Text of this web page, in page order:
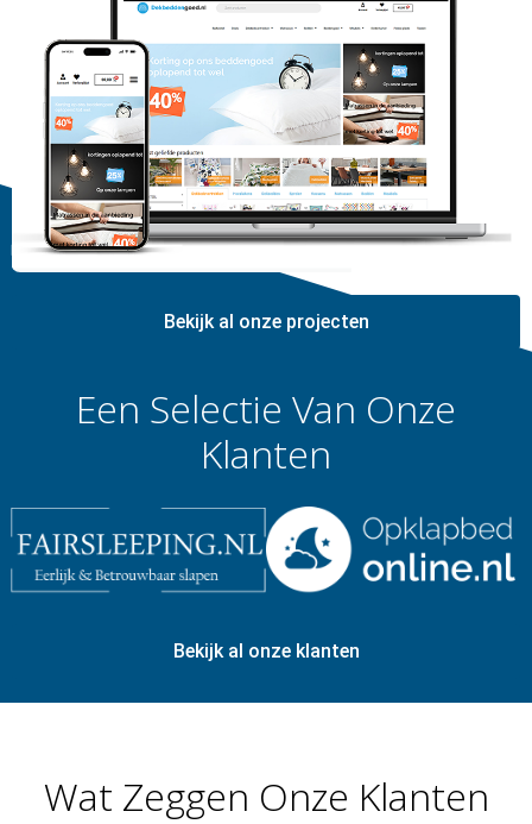
Bekijk al onze projecten
Een Selectie Van Onze
Klanten
Bekijk al onze klanten
Wat Zeggen Onze Klanten